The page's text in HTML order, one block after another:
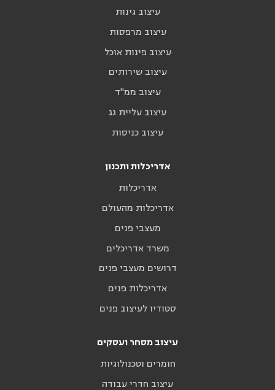
עיצוב גינות
עיצוב מרפסות
עיצוב פינות אוכל
עיצוב שירותים
עיצוב ממ"ד
עיצוב עליית גג
עיצוב כניסות
אדריכלות ותכנון
אדריכלות
אדריכלות מהעולם
מעצבי פנים
משרד אדריכלים
דרושים מעצבי פנים
אדריכלות פנים
סטודיו לעיצוב פנים
עיצוב מסחר ועסקים
חומרים וטכנולוגיות
עיצוב חדרי עבודה